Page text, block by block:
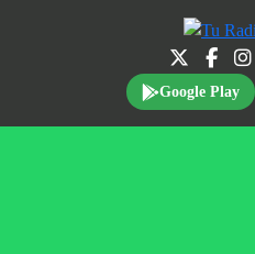
Google Play